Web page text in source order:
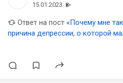
15.01.2023
Ответ на пост «Почему мне
причина депрессии, о которой